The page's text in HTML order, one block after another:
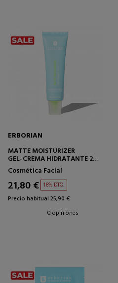
ERBORIAN
MATTE MOISTURIZER
GEL-CREMA HIDRATANTE 24H
EFECTO MATIFICANTE
Cosmética Facial
21,80 € 16% DTO.
Precio habitual 25,90 €
0 opiniones